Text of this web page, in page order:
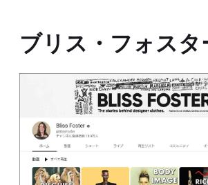
ブリス・フォスタ